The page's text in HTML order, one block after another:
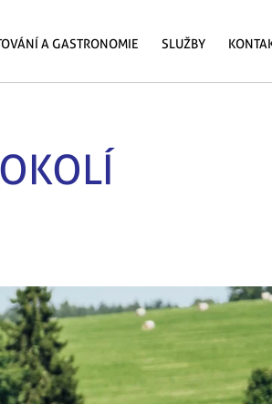
A GASTRONOMIE SLUŽBY